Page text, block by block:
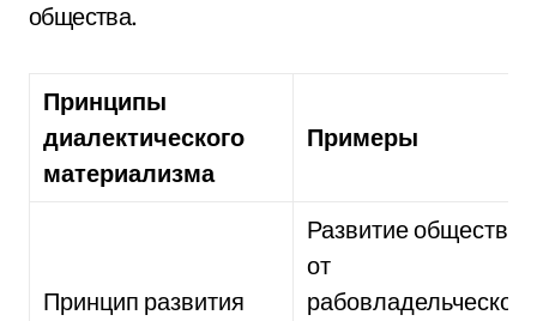
общества.
Принципы
диалектического
материализма
Примеры
Принцип развития
Развитие общества
от
рабовладельческой